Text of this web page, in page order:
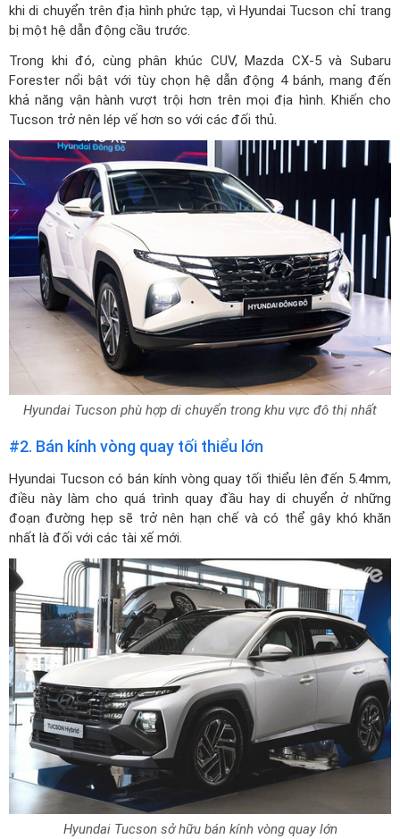
khi di chuyển trên địa hình phức tạp, vì Hyundai Tucson chỉ trang
bị một hệ dẫn động cầu trước.
Trong khi đó, cùng phân khúc CUV, Mazda CX-5 và Subaru
Forester nổi bật với tùy chọn hệ dẫn động 4 bánh, mang đến
khả năng vận hành vượt trội hơn trên mọi địa hình. Khiến cho
Tucson trở nên lép vế hơn so với các đối thủ.
Hyundai Tucson phù hợp di chuyển trong khu vực đô thị nhất
#2. Bán kính vòng quay tối thiểu lớn
Hyundai Tucson có bán kính vòng quay tối thiểu lên đến 5.4mm,
điều này làm cho quá trình quay đầu hay di chuyển ở những
đoạn đường hẹp sẽ trở nên hạn chế và có thể gây khó khăn
nhất là đối với các tài xế mới.
Hyundai Tucson sở hữu bán kính vòng quay lớn